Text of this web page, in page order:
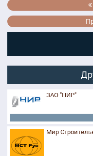
ЗАО "НИР"
Мир